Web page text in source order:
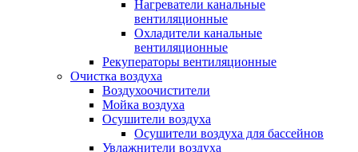
Нагреватели канальные
вентиляционные
Охладители канальные
вентиляционные
Рекуператоры вентиляционные
Очистка воздуха
Воздухоочистители
Мойка воздуха
Осушители воздуха
Осушители воздуха для бассейнов
Увлажнители воздуха